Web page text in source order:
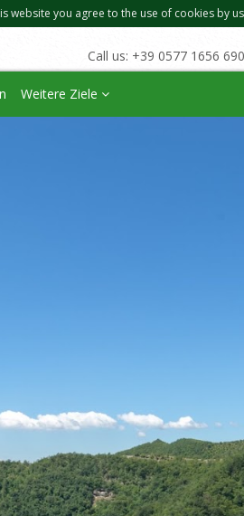
website you agree to the use of cookies by us
Call us: +39 0577 1656
Weitere Ziele